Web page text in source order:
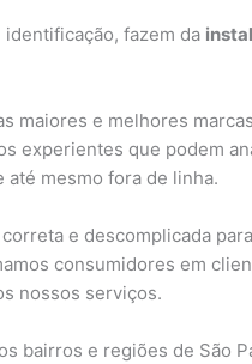
fazem da
maiores e melhores
experientes que podem
até mesmo fora de linha.
e descomplicada
consumidores em
nossos serviços.
bairros e regiões de São